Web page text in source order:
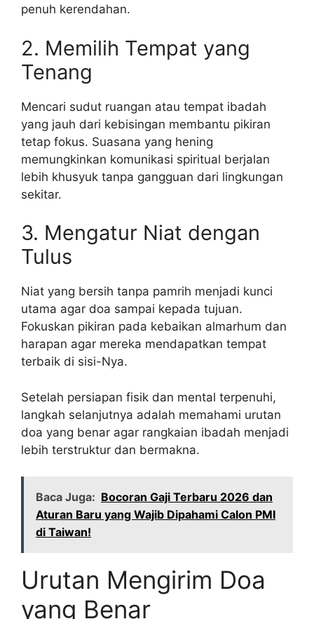
penuh kerendahan.
2. Memilih Tempat yang
Tenang
Mencari sudut ruangan atau tempat ibadah
yang jauh dari kebisingan membantu pikiran
tetap fokus. Suasana yang hening
memungkinkan komunikasi spiritual berjalan
lebih khusyuk tanpa gangguan dari lingkungan
sekitar.
3. Mengatur Niat dengan
Tulus
Niat yang bersih tanpa pamrih menjadi kunci
utama agar doa sampai kepada tujuan.
Fokuskan pikiran pada kebaikan almarhum dan
harapan agar mereka mendapatkan tempat
terbaik di sisi-Nya.
Setelah persiapan fisik dan mental terpenuhi,
langkah selanjutnya adalah memahami urutan
doa yang benar agar rangkaian ibadah menjadi
lebih terstruktur dan bermakna.
Baca Juga: Bocoran Gaji Terbaru 2026 dan
Aturan Baru yang Wajib Dipahami Calon PMI
di Taiwan!
Urutan Mengirim Doa
yang Benar